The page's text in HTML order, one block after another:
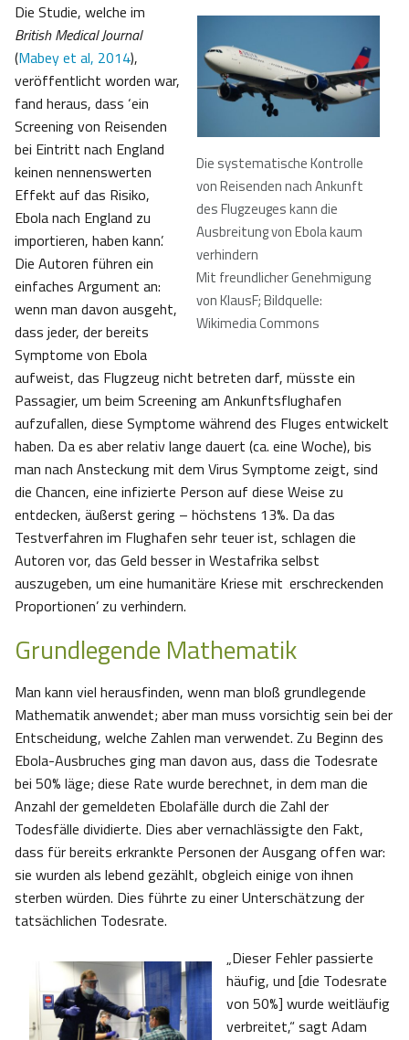
Die systematische Kontrolle
von Reisenden nach Ankunft
des Flugzeuges kann die
Ausbreitung von Ebola kaum
verhindern
Mit freundlicher Genehmigung
von KlausF; Bildquelle:
Wikimedia Commons
Die Studie, welche im
British Medical Journal
(Mabey et al, 2014),
veröffentlicht worden war,
fand heraus, dass ‘ein
Screening von Reisenden
bei Eintritt nach England
keinen nennenswerten
Effekt auf das Risiko,
Ebola nach England zu
importieren, haben kann’.
Die Autoren führen ein
einfaches Argument an:
wenn man davon ausgeht,
dass jeder, der bereits
Symptome von Ebola
aufweist, das Flugzeug nicht betreten darf, müsste ein
Passagier, um beim Screening am Ankunftsflughafen
aufzufallen, diese Symptome während des Fluges entwickelt
haben. Da es aber relativ lange dauert (ca. eine Woche), bis
man nach Ansteckung mit dem Virus Symptome zeigt, sind
die Chancen, eine infizierte Person auf diese Weise zu
entdecken, äußerst gering – höchstens 13%. Da das
Testverfahren im Flughafen sehr teuer ist, schlagen die
Autoren vor, das Geld besser in Westafrika selbst
auszugeben, um eine humanitäre Kriese mit ‚erschreckenden
Proportionen’ zu verhindern.
Grundlegende Mathematik
Man kann viel herausfinden, wenn man bloß grundlegende
Mathematik anwendet; aber man muss vorsichtig sein bei der
Entscheidung, welche Zahlen man verwendet. Zu Beginn des
Ebola-Ausbruches ging man davon aus, dass die Todesrate
bei 50% läge; diese Rate wurde berechnet, in dem man die
Anzahl der gemeldeten Ebolafälle durch die Zahl der
Todesfälle dividierte. Dies aber vernachlässigte den Fakt,
dass für bereits erkrankte Personen der Ausgang offen war:
sie wurden als lebend gezählt, obgleich einige von ihnen
sterben würden. Dies führte zu einer Unterschätzung der
tatsächlichen Todesrate.
„Dieser Fehler passierte
häufig, und [die Todesrate
von 50%] wurde weitläufig
verbreitet,“ sagt Adam